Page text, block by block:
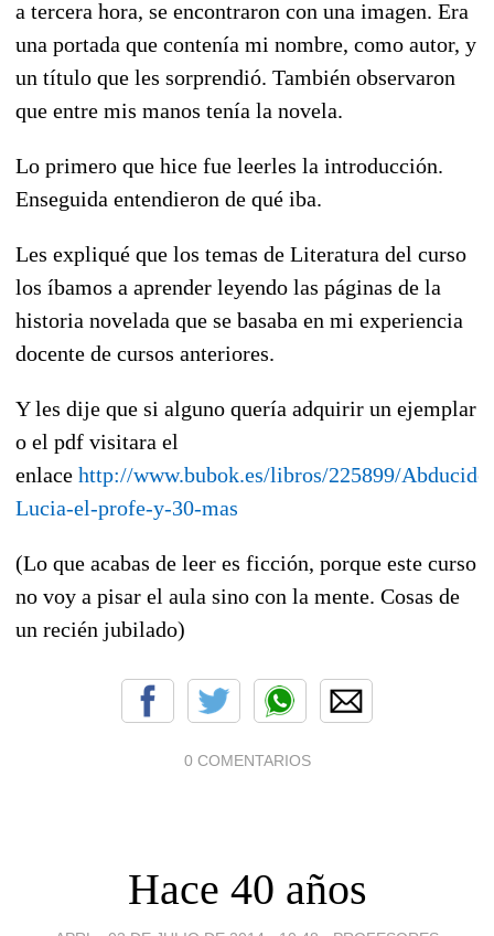
a tercera hora, se encontraron con una imagen. Era
una portada que contenía mi nombre, como autor, y
un título que les sorprendió. También observaron
que entre mis manos tenía la novela.
Lo primero que hice fue leerles la introducción.
Enseguida entendieron de qué iba.
Les expliqué que los temas de Literatura del curso
los íbamos a aprender leyendo las páginas de la
historia novelada que se basaba en mi experiencia
docente de cursos anteriores.
Y les dije que si alguno quería adquirir un ejemplar
o el pdf visitara el
enlace http://www.bubok.es/libros/225899/
Lucia-el-profe-y-30-mas
(Lo que acabas de leer es ficción, porque este curso
no voy a pisar el aula sino con la mente. Cosas de
un recién jubilado)
0 COMENTARIOS
Hace 40 años